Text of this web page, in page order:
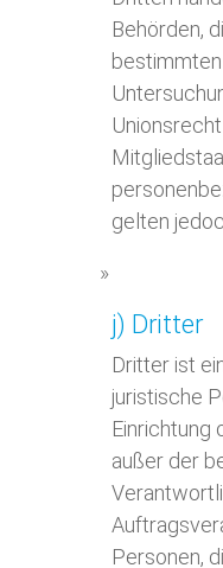
Behörden,
bestimmten
gelten
j) Dritter
Dritter ist
juristische
Einrichtung
außer der
Personen,